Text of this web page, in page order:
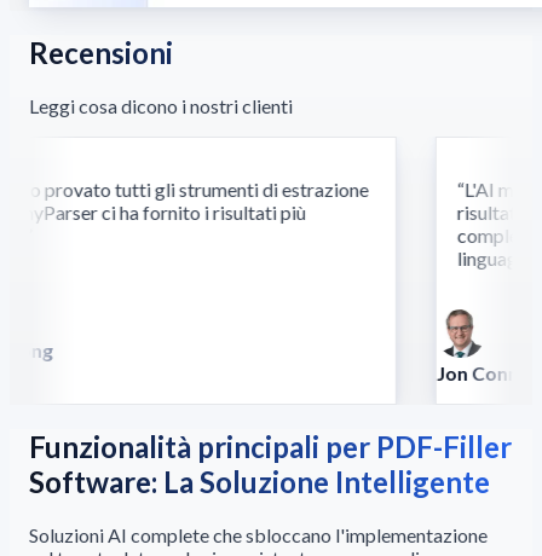
Recensioni
Leggi cosa dicono i nostri clienti
provato tutti gli strumenti di estrazione
ci ha fornito i risultati più
L'AI
risultati
complessi
linguaggio.
Jon Conradt
Funzionalità principali per PDF-Filler
Software: La Soluzione Intelligente
Soluzioni AI complete che sbloccano l'implementazione